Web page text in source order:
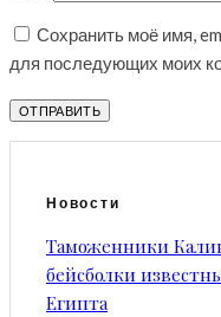
Сохранить моё имя,
для последующих моих
Новости
Таможенники
бейсболки
Египта